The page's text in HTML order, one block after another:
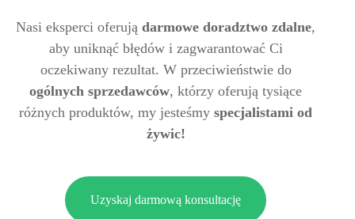
Nasi eksperci oferują darmowe doradztwo zdalne,
aby uniknąć błędów i zagwarantować Ci
oczekiwany rezultat. W przeciwieństwie do
ogólnych sprzedawców, którzy oferują tysiące
różnych produktów, my jesteśmy specjalistami od
żywic!
Uzyskaj darmową konsultację